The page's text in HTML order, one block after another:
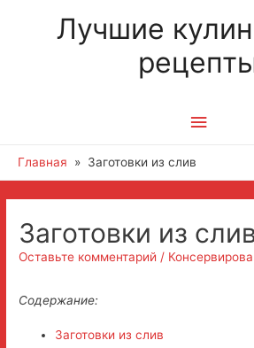
Лучшие
меню
Главная Заготовки из слив
Заготовки из
Оставьте комментарий /
Содержание:
Заготовки из слив